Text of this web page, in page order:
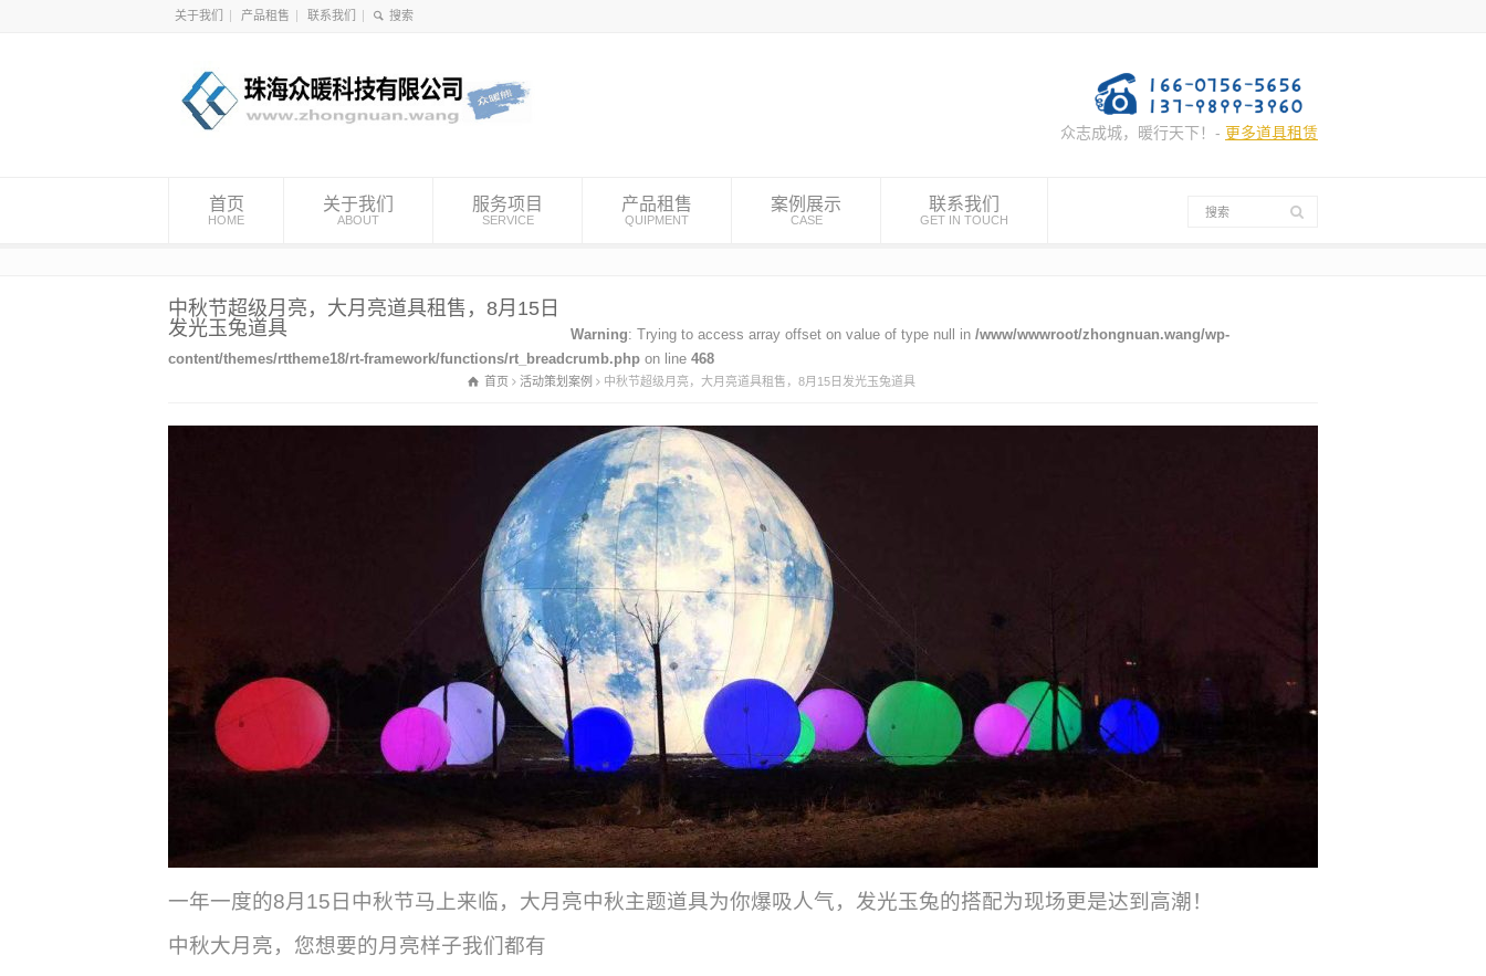
关于我们 产品租售 联系我们
众志成城，暖行天下！- 更多道具租赁
首页
HOME
关于我们
ABOUT
服务项目
SERVICE
产品租售
QUIPMENT
案例展示
CASE
联系我们
GET IN TOUCH
中秋节超级月亮，大月亮道具租售，8月15日
发光玉兔道具
Warning: Trying to access array offset on value of type null in /www/wwwroot/zhongnuan.wang/wp-
content/themes/rttheme18/rt-framework/functions/rt_breadcrumb.php on line 468
首页 活动策划案例 中秋节超级月亮，大月亮道具租售，8月15日发光玉兔道具
一年一度的8月15日中秋节马上来临，大月亮中秋主题道具为你爆吸人气，发光玉兔的搭配为现场更是达到高潮！
中秋大月亮，您想要的月亮样子我们都有